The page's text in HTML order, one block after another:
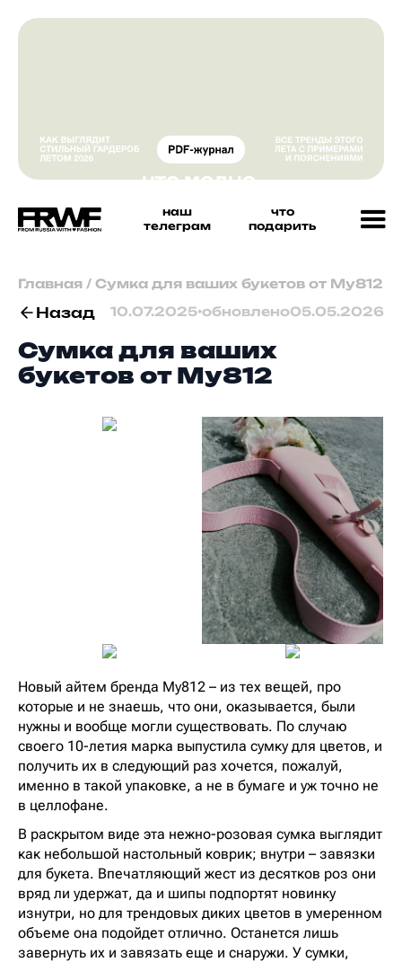
наш
телеграм
что
подарить
Главная / Сумка для ваших букетов от My812
Назад 10.07.2025•обновлено05.05.2026
Сумка для ваших
букетов от My812
Новый айтем бренда My812 – из тех вещей, про
которые и не знаешь, что они, оказывается, были
нужны и вообще могли существовать. По случаю
своего 10-летия марка выпустила сумку для цветов, и
получить их в следующий раз хочется, пожалуй,
именно в такой упаковке, а не в бумаге и уж точно не
в целлофане.
В раскрытом виде эта нежно-розовая сумка выглядит
как небольшой настольный коврик; внутри – завязки
для букета. Впечатляющий жест из десятков роз они
вряд ли удержат, да и шипы подпортят новинку
изнутри, но для трендовых диких цветов в умеренном
объеме она подойдет отлично. Останется лишь
завернуть их и завязать еще и снаружи. У сумки,